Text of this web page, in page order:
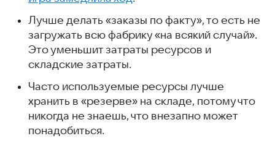
Лучше делать «заказы по факту», то есть не
загружать всю фабрику «на всякий случай».
Это уменьшит затраты ресурсов и
складские затраты.
Часто используемые ресурсы лучше
хранить в «резерве» на складе, потому что
никогда не знаешь, что внезапно может
понадобиться.